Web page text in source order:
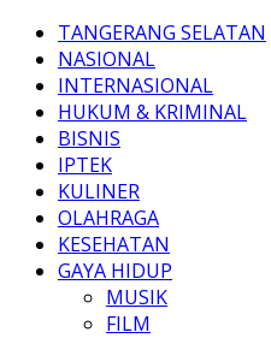
TANGERANG SELATAN
NASIONAL
INTERNASIONAL
HUKUM & KRIMINAL
BISNIS
IPTEK
KULINER
OLAHRAGA
KESEHATAN
GAYA HIDUP
MUSIK
FILM